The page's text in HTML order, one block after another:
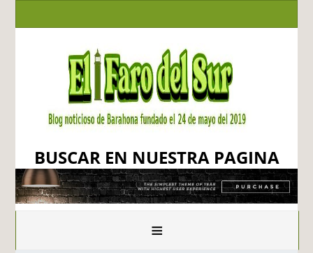
BUSCAR EN NUESTRA PAGINA
≡